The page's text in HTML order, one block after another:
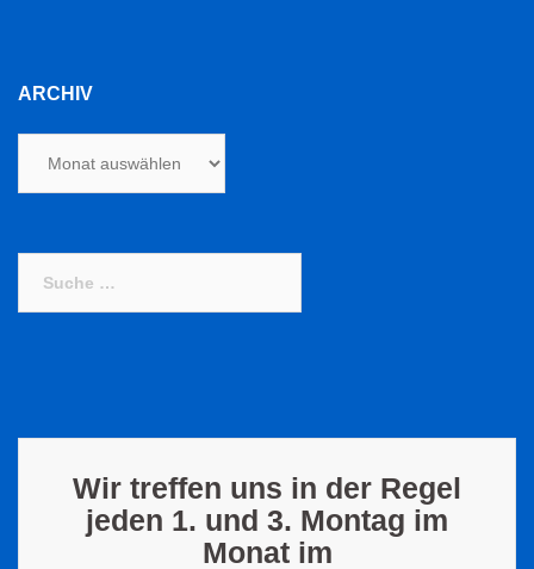
ARCHIV
nach:
Wir treffen uns in der Regel
jeden 1. und 3. Montag im
Monat im